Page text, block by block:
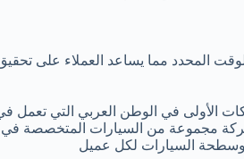
المحدد مما يساعد العملاء على
الأولى في الوطن العربي التي تعمل في
مجموعة من السيارات المتخصصة في
السيارات لكل عميل